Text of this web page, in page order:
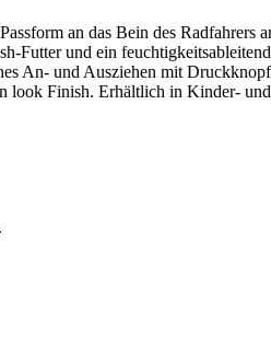
an das Bein des Radfahrers
Futter und ein
An- und Ausziehen mit
look Finish. Erhältlich in Kinder-